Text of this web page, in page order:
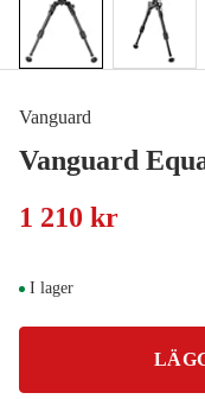
Vanguard
Vanguard
1 210 kr
I lager